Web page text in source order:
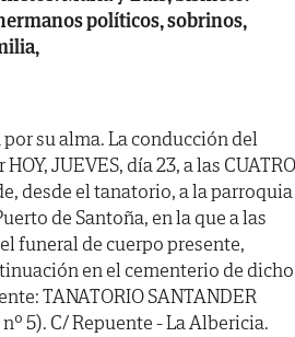
políticos, sobrinos,
su alma. La conducción del
JUEVES, día 23, a las CUATRO
desde el tanatorio, a la parroquia
de Santoña, en la que a las
funeral de cuerpo presente,
en el cementerio de dicho
TANATORIO SANTANDER
nº 5). C/ Repuente - La Albericia.